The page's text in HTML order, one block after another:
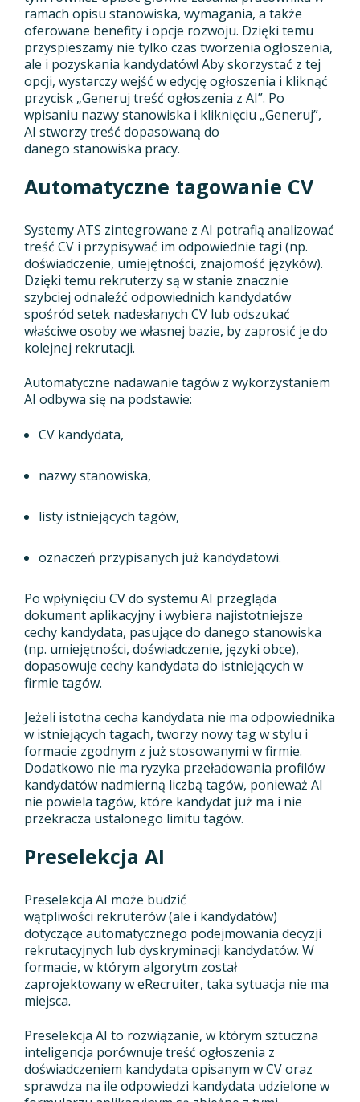
ramach opisu stanowiska, wymagania, a także
oferowane benefity i opcje rozwoju. Dzięki temu
przyspieszamy nie tylko czas tworzenia ogłoszenia,
ale i pozyskania kandydatów! Aby skorzystać z tej
opcji, wystarczy wejść w edycję ogłoszenia i kliknąć
przycisk „Generuj treść ogłoszenia z AI”. Po
wpisaniu nazwy stanowiska i kliknięciu „Generuj”,
AI stworzy treść dopasowaną do
danego stanowiska pracy.
Automatyczne tagowanie CV
Systemy ATS zintegrowane z AI potrafią analizować
treść CV i przypisywać im odpowiednie tagi (np.
doświadczenie, umiejętności, znajomość języków).
Dzięki temu rekruterzy są w stanie znacznie
szybciej odnaleźć odpowiednich kandydatów
spośród setek nadesłanych CV lub odszukać
właściwe osoby we własnej bazie, by zaprosić je do
kolejnej rekrutacji.
Automatyczne nadawanie tagów z wykorzystaniem
AI odbywa się na podstawie:
CV kandydata,
nazwy stanowiska,
listy istniejących tagów,
oznaczeń przypisanych już kandydatowi.
Po wpłynięciu CV do systemu AI przegląda
dokument aplikacyjny i wybiera najistotniejsze
cechy kandydata, pasujące do danego stanowiska
(np. umiejętności, doświadczenie, języki obce),
dopasowuje cechy kandydata do istniejących w
firmie tagów.
Jeżeli istotna cecha kandydata nie ma odpowiednika
w istniejących tagach, tworzy nowy tag w stylu i
formacie zgodnym z już stosowanymi w firmie.
Dodatkowo nie ma ryzyka przeładowania profilów
kandydatów nadmierną liczbą tagów, ponieważ AI
nie powiela tagów, które kandydat już ma i nie
przekracza ustalonego limitu tagów.
Preselekcja AI
Preselekcja AI może budzić
wątpliwości rekruterów (ale i kandydatów)
dotyczące automatycznego podejmowania decyzji
rekrutacyjnych lub dyskryminacji kandydatów. W
formacie, w którym algorytm został
zaprojektowany w eRecruiter, taka sytuacja nie ma
miejsca.
Preselekcja AI to rozwiązanie, w którym sztuczna
inteligencja porównuje treść ogłoszenia z
doświadczeniem kandydata opisanym w CV oraz
sprawdza na ile odpowiedzi kandydata udzielone w